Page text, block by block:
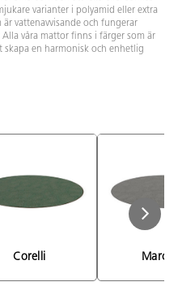
varianter i polyamid eller extra
vattenavvisande och fungerar
våra mattor finns i färger som är
en harmonisk och enhetlig
Corelli